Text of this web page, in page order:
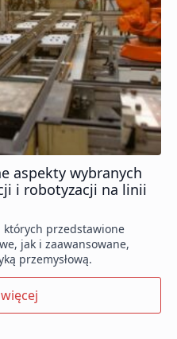
aspekty wybranych
i robotyzacji na linii
których przedstawione
jak i zaawansowane,
przemysłową.